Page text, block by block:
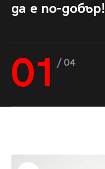
да е по-добър!
01 / 04